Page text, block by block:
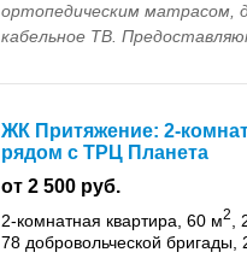
ортопедическим матрасом,
кабельное ТВ.
ЖК Притяжение: 2-
рядом с ТРЦ Планета
от 2 500 руб.
2-комнатная квартира, 60 м2
78 добровольческой бригады,